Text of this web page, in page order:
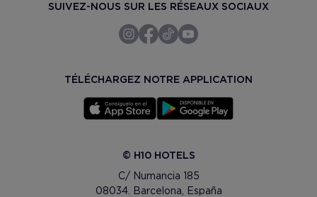
SUIVEZ-NOUS SUR LES RÉSEAUX SOCIAUX
TÉLÉCHARGEZ NOTRE APPLICATION
© H10 HOTELS
C/ Numancia 185
08034. Barcelona, España